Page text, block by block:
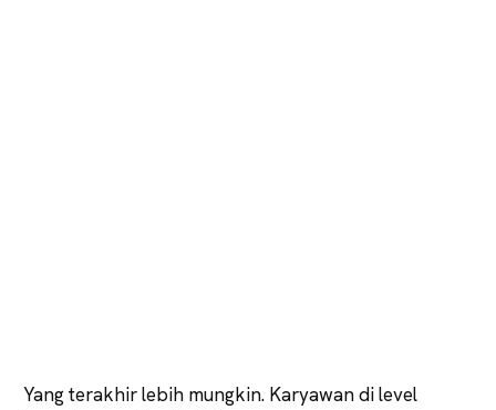
Yang terakhir lebih mungkin. Karyawan di level